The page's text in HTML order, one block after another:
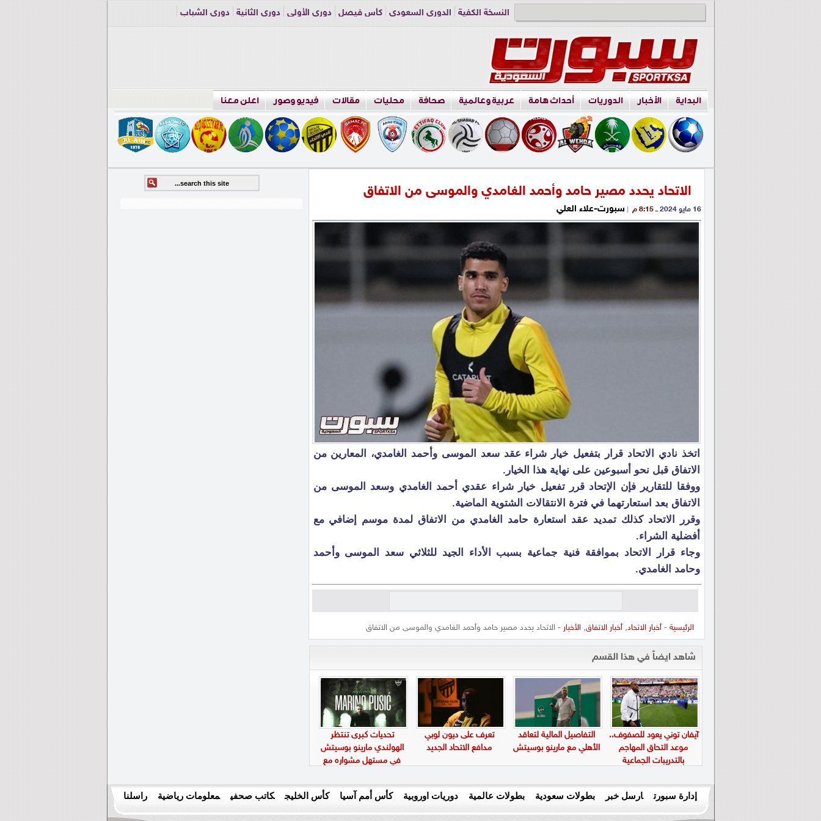
النسخة الكفية الدوري السعودي كأس فيصل دوري الأولى دوري الثانية
دوري الشباب
البداية الأخبار الدوريات أحداث هامة عربية وعالمية صحافة محليات مقالات فيديو وصور اعلن معنا
الاتحاد يحدد مصير حامد وأحمد الغامدي والموسى من الاتفاق
16 مايو 2024 ــ 8:15 م | سبورت-علاء العلي
اتخذ نادي الاتحاد قرار بتفعيل خيار شراء عقد سعد الموسى وأحمد الغامدي، المعارين من
الاتفاق قبل نحو أسبوعين على نهاية هذا الخيار.
ووفقا للتقارير فإن الإتحاد قرر تفعيل خيار شراء عقدي أحمد الغامدي وسعد الموسى من
الاتفاق بعد استعارتهما في فترة الانتقالات الشتوية الماضية.
وقرر الاتحاد كذلك تمديد عقد استعارة حامد الغامدي من الاتفاق لمدة موسم إضافي مع
أفضلية الشراء.
وجاء قرار الاتحاد بموافقة فنية جماعية بسبب الأداء الجيد للثلاثي سعد الموسى وأحمد
وحامد الغامدي.
الرئيسية -أخبار الاتحاد,أخبار الاتفاق, الأخبار - الاتحاد يحدد مصير حامد وأحمد الغامدي والموسى من الاتفاق
شاهد ايضاً في هذا القسم
آيفان توني يعود للصفوف..
موعد التحاق المهاجم
بالتدريبات الجماعية
التفاصيل المالية لتعاقد
الأهلي مع مارينو بوسيتش
تعرف على ديون لوبي
مدافع الاتحاد الجديد
تحديات كبرى تنتظر
الهولندي مارينو بوسيتش
في مستهل مشواره مع
إدارة سبورت ارسل خبر بطولات سعودية بطولات عالمية دوريات اوروبية كأس أمم آسيا كأس الخليج كاتب صحفي معلومات رياضية راسلنا